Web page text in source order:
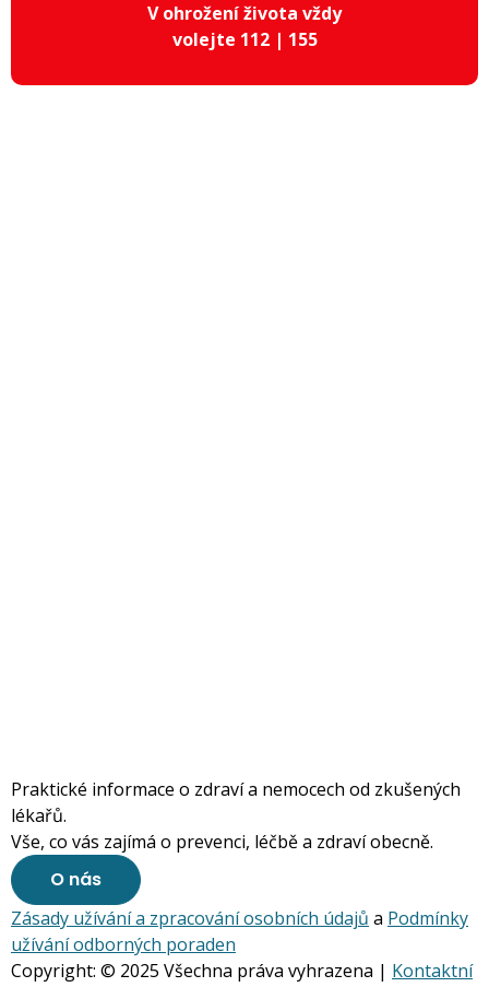
V ohrožení života vždy
volejte 112 | 155
Praktické informace o zdraví a nemocech od zkušených
lékařů.
Vše, co vás zajímá o prevenci, léčbě a zdraví obecně.
O nás
Zásady užívání a zpracování osobních údajů a Podmínky
užívání odborných poraden
Copyright: © 2025 Všechna práva vyhrazena | Kontaktní